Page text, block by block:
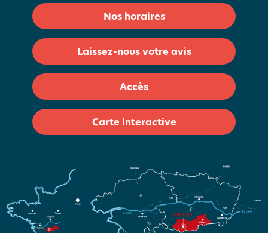
Nos horaires
Laissez-nous votre avis
Accès
Carte Interactive